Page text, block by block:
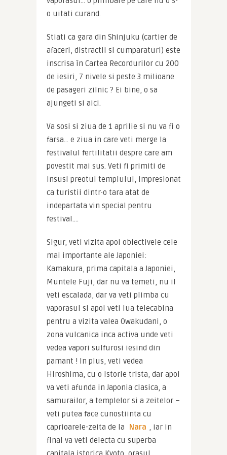
o uitati curand.
Stiati ca gara din Shinjuku (cartier de
afaceri, distractii si cumparaturi) este
inscrisa în Cartea Recordurilor cu 200
de iesiri, 7 nivele si peste 3 milioane
de pasageri zilnic ? Ei bine, o sa
ajungeti si aici.
Va sosi si ziua de 1 aprilie si nu va fi o
farsa… e ziua in care veti merge la
festivalul fertilitatii despre care am
povestit mai sus. Veti fi primiti de
insusi preotul templului, impresionat
ca turistii dintr-o tara atat de
indepartata vin special pentru
festival….
Sigur, veti vizita apoi obiectivele cele
mai importante ale Japoniei:
Kamakura, prima capitala a Japoniei,
Muntele Fuji, dar nu va temeti, nu il
veti escalada, dar va veti plimba cu
vaporasul si apoi veti lua telecabina
pentru a vizita valea Owakudani, o
zona vulcanica inca activa unde veti
vedea vapori sulfurosi iesind din
pamant ! In plus, veti vedea
Hiroshima, cu o istorie trista, dar apoi
va veti afunda in Japonia clasica, a
samurailor, a templelor si a zeitelor –
veti putea face cunostiinta cu
caprioarele-zeita de la
Nara , iar in
final va veti delecta cu superba